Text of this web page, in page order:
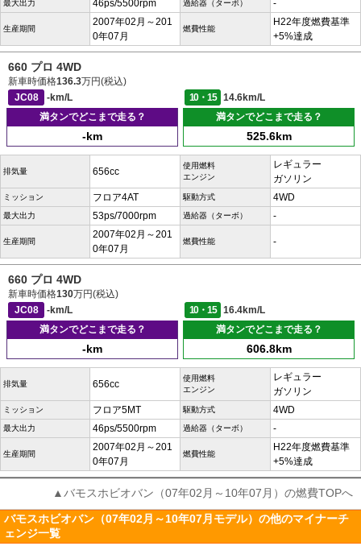
最大出力 46ps/5500rpm 過給器（ターボ） -
生産期間
2007年02月～201
0年07月
燃費性能
H22年度燃費基準
+5%達成
660 プロ 4WD
新車時価格136.3万円(税込)
JC08
-km/L 10・15
14.6km/L
満タンでどこまで走る？
-km
満タンでどこまで走る？
525.6km
排気量 656cc
使用燃料
エンジン
レギュラー
ガソリン
ミッション フロア4AT 駆動方式 4WD
最大出力 53ps/7000rpm 過給器（ターボ） -
生産期間
2007年02月～201
0年07月
燃費性能 -
660 プロ 4WD
新車時価格130万円(税込)
JC08
-km/L 10・15
16.4km/L
満タンでどこまで走る？
-km
満タンでどこまで走る？
606.8km
排気量 656cc
使用燃料
エンジン
レギュラー
ガソリン
ミッション フロア5MT 駆動方式 4WD
最大出力 46ps/5500rpm 過給器（ターボ） -
生産期間
2007年02月～201
0年07月
燃費性能
H22年度燃費基準
+5%達成
▲バモスホビオバン（07年02月～10年07月）の燃費TOPへ
バモスホビオバン（07年02月～10年07月モデル）の他のマイナーチ
ェンジ一覧